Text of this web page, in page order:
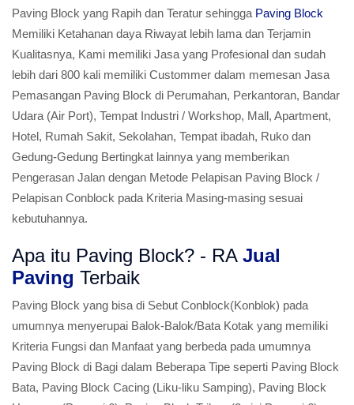
Paving Block yang Rapih dan Teratur sehingga Paving Block
Memiliki Ketahanan daya Riwayat lebih lama dan Terjamin
Kualitasnya, Kami memiliki Jasa yang Profesional dan sudah
lebih dari 800 kali memiliki Custommer dalam memesan Jasa
Pemasangan Paving Block di Perumahan, Perkantoran, Bandar
Udara (Air Port), Tempat Industri / Workshop, Mall, Apartment,
Hotel, Rumah Sakit, Sekolahan, Tempat ibadah, Ruko dan
Gedung-Gedung Bertingkat lainnya yang memberikan
Pengerasan Jalan dengan Metode Pelapisan Paving Block /
Pelapisan Conblock pada Kriteria Masing-masing sesuai
kebutuhannya.
Apa itu Paving Block? - RA Jual
Paving Terbaik
Paving Block yang bisa di Sebut Conblock(Konblok) pada
umumnya menyerupai Balok-Balok/Bata Kotak yang memiliki
Kriteria Fungsi dan Manfaat yang berbeda pada umumnya
Paving Block di Bagi dalam Beberapa Tipe seperti Paving Block
Bata, Paving Block Cacing (Liku-liku Samping), Paving Block